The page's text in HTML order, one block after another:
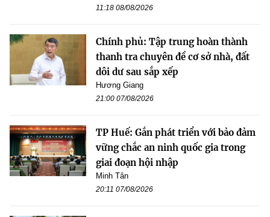
11:18 08/08/2026
Chính phủ: Tập trung hoàn thành
thanh tra chuyên đề cơ sở nhà, đất
dôi dư sau sắp xếp
Hương Giang
21:00 07/08/2026
TP Huế: Gắn phát triển với bảo đảm
vững chắc an ninh quốc gia trong
giai đoạn hội nhập
Minh Tân
20:11 07/08/2026